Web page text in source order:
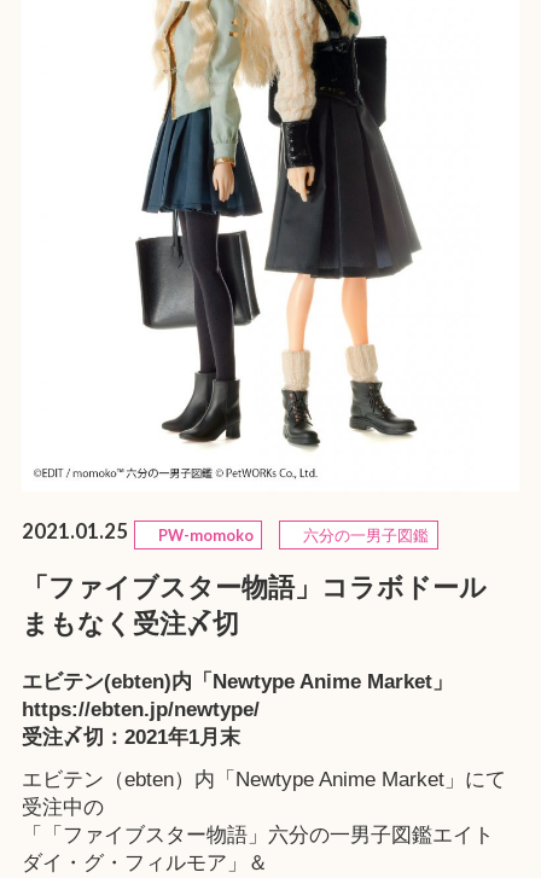
2021.01.25 PW-momoko 六分の一男子図鑑
「ファイブスター物語」コラボドール
まもなく受注〆切
エビテン(ebten)内「Newtype Anime Market」
https://ebten.jp/newtype/
受注〆切：2021年1月末
エビテン（ebten）内「 Newtype Anime Market」にて
受注中の
「「ファイブスター物語」 六分の一男子図鑑エイト
ダイ・グ・フィルモア 」＆